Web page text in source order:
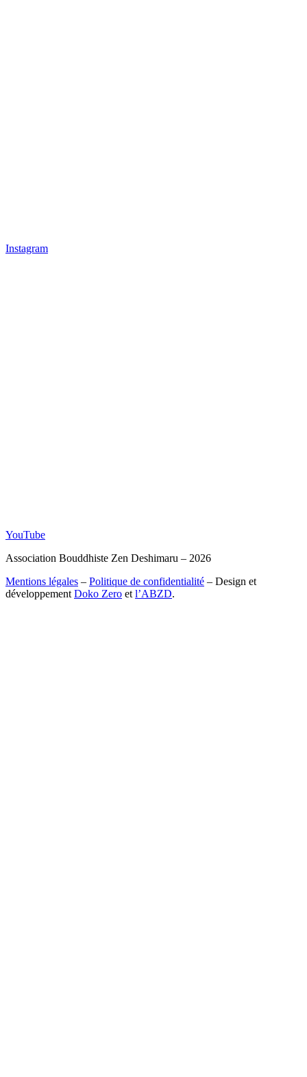
Instagram
YouTube
Association Bouddhiste Zen Deshimaru – 2026
Mentions légales – Politique de confidentialité – Design et
développement Doko Zero et l’ABZD.